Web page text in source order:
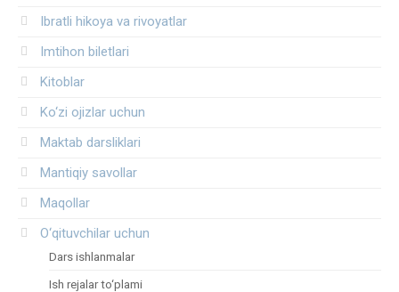
Ibratli hikoya va rivoyatlar
Imtihon biletlari
Kitoblar
Ko‘zi ojizlar uchun
Maktab darsliklari
Mantiqiy savollar
Maqollar
O‘qituvchilar uchun
Dars ishlanmalar
Ish rejalar to‘plami